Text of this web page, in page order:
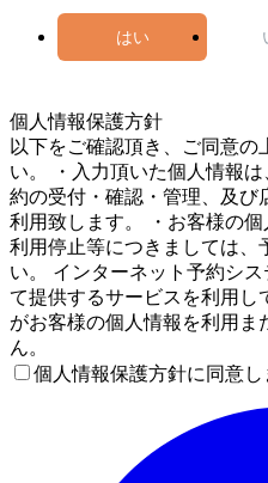
はい
個人情報保護方針
以下をご確認頂き、ご同意の
い。 ・入力頂いた個人情報
約の受付・確認・管理、及び
利用致します。 ・お客様の
利用停止等につきましては、
い。 インターネット予約シ
て提供するサービスを利用し
がお客様の個人情報を利用
ん。
個人情報保護方針に同意し